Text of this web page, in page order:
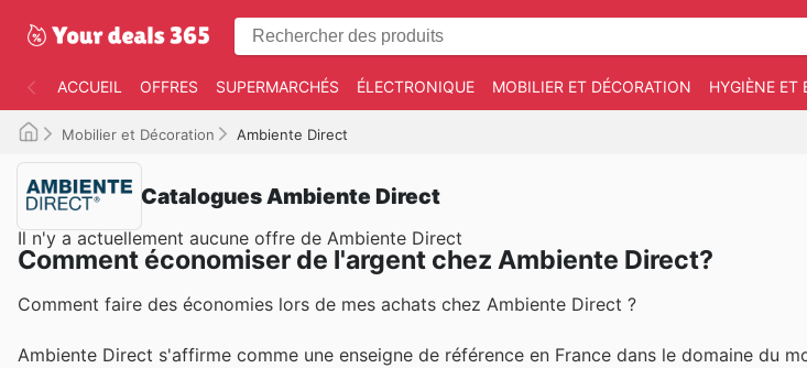
ACCUEIL OFFRES SUPERMARCHÉS ÉLECTRONIQUE MOBILIER ET DÉCORATION HYGIÈNE ET
Mobilier et Décoration Ambiente Direct
Catalogues Ambiente Direct
Il n'y a actuellement aucune offre de Ambiente Direct
Comment économiser de l'argent chez Ambiente Direct?
Comment faire des économies lors de mes achats chez Ambiente Direct ?
Ambiente Direct s'affirme comme une enseigne de référence en France dans le domaine du